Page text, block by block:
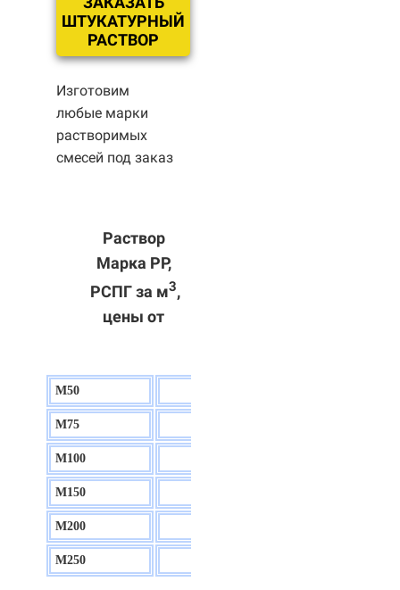
ШТУКАТУРНЫЙ
РАСТВОР
Изготовим
любые марки
растворимых
смесей под заказ
Раствор
Марка РР,
РСПГ за м3,
цены от
М50
М75
М100
М150
М200
М250